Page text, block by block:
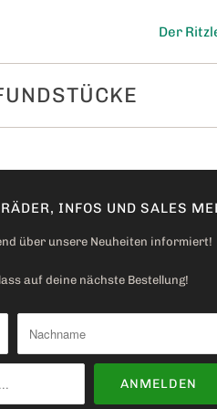
s
k
e
ü
b
a
Der
INFOS UND SALES
über unsere Neuheiten informiert!
auf deine nächste Bestellung!